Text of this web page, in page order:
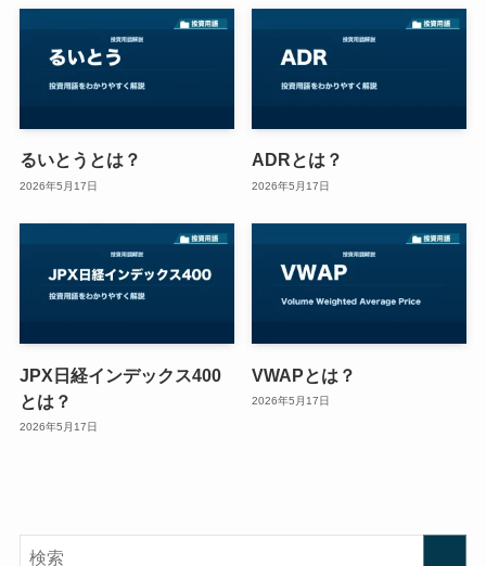
るいとうとは？
2026年5月17日
ADRとは？
2026年5月17日
JPX日経インデックス400
とは？
2026年5月17日
VWAPとは？
2026年5月17日